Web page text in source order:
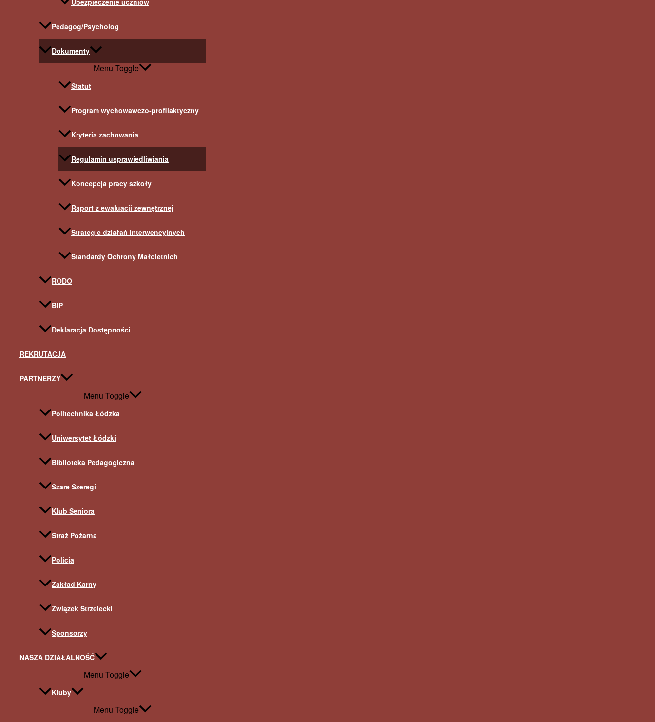
Ubezpieczenie uczniów
Pedagog/Psycholog
Dokumenty
Menu Toggle
Statut
Program wychowawczo-profilaktyczny
Kryteria zachowania
Regulamin usprawiedliwiania
Koncepcja pracy szkoły
Raport z ewaluacji zewnętrznej
Strategie działań interwencyjnych
Standardy Ochrony Małoletnich
RODO
BIP
Deklaracja Dostępności
REKRUTACJA
PARTNERZY
Menu Toggle
Politechnika Łódzka
Uniwersytet Łódzki
Biblioteka Pedagogiczna
Szare Szeregi
Klub Seniora
Straż Pożarna
Policja
Zakład Karny
Związek Strzelecki
Sponsorzy
NASZA DZIAŁALNOŚĆ
Menu Toggle
Kluby
Menu Toggle